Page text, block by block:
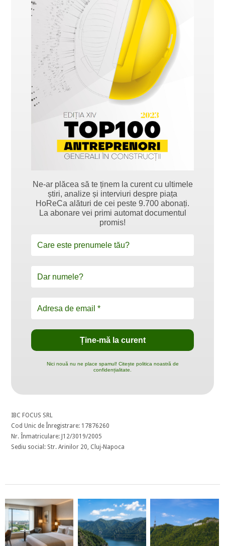
Ne-ar plăcea să te ținem la curent cu ultimele
știri, analize și interviuri despre piața
HoReCa alături de cei peste 9.700 abonați.
La abonare vei primi automat documentul
promis!
Nici nouă nu ne place spamul! Citește politica noastră de
confidențialitate.
IBC FOCUS SRL
Cod Unic de Înregistrare: 17876260
Nr. Înmatriculare: J12/3019/2005
Sediu social: Str. Arinilor 20, Cluj-Napoca